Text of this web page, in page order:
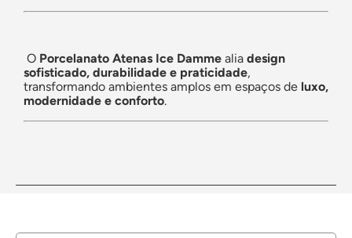
O Porcelanato Atenas Ice Damme alia design
sofisticado, durabilidade e praticidade,
transformando ambientes amplos em espaços de luxo,
modernidade e conforto.